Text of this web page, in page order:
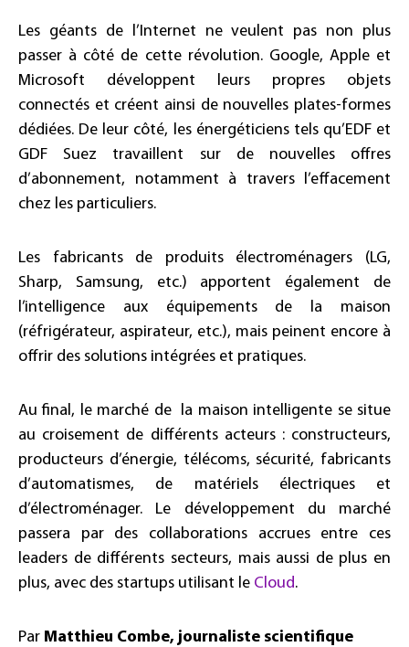
Les géants de l’Internet ne veulent pas non plus
passer à côté de cette révolution. Google, Apple et
Microsoft développent leurs propres objets
connectés et créent ainsi de nouvelles plates-formes
dédiées. De leur côté, les énergéticiens tels qu’EDF et
GDF Suez travaillent sur de nouvelles offres
d’abonnement, notamment à travers l’effacement
chez les particuliers.
Les fabricants de produits électroménagers (LG,
Sharp, Samsung, etc.) apportent également de
l’intelligence aux équipements de la maison
(réfrigérateur, aspirateur, etc.), mais peinent encore à
offrir des solutions intégrées et pratiques.
Au final, le marché de la maison intelligente se situe
au croisement de différents acteurs : constructeurs,
producteurs d’énergie, télécoms, sécurité, fabricants
d’automatismes, de matériels électriques et
d’électroménager. Le développement du marché
passera par des collaborations accrues entre ces
leaders de différents secteurs, mais aussi de plus en
plus, avec des startups utilisant le Cloud.
Par Matthieu Combe, journaliste scientifique